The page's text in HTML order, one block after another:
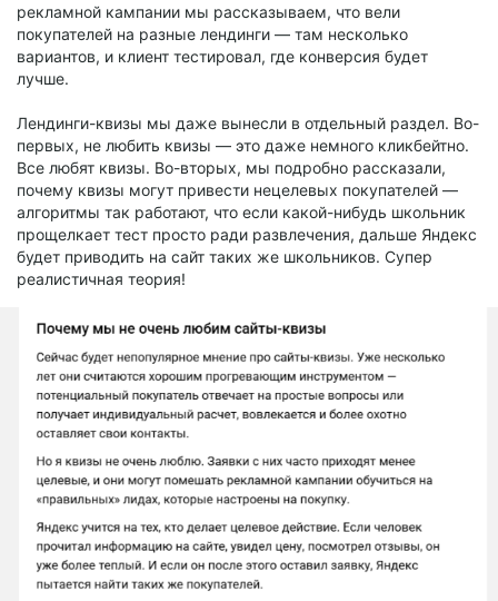
рекламной кампании мы рассказываем, что вели
покупателей на разные лендинги — там несколько
вариантов, и клиент тестировал, где конверсия будет
лучше.
Лендинги-квизы мы даже вынесли в отдельный раздел. Во-
первых, не любить квизы — это даже немного кликбейтно.
Все любят квизы. Во-вторых, мы подробно рассказали,
почему квизы могут привести нецелевых покупателей —
алгоритмы так работают, что если какой-нибудь школьник
прощелкает тест просто ради развлечения, дальше Яндекс
будет приводить на сайт таких же школьников. Супер
реалистичная теория!